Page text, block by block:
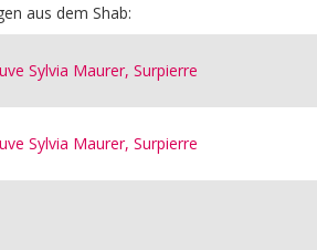
aus dem Shab:
Sylvia Maurer, Surpierre
Sylvia Maurer, Surpierre